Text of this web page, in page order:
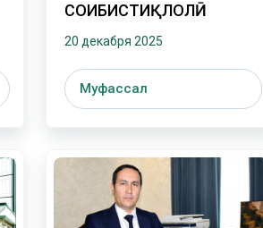
СОҲИБИСТИҚЛОЛӢ
20 декабря 2025
Муфассал